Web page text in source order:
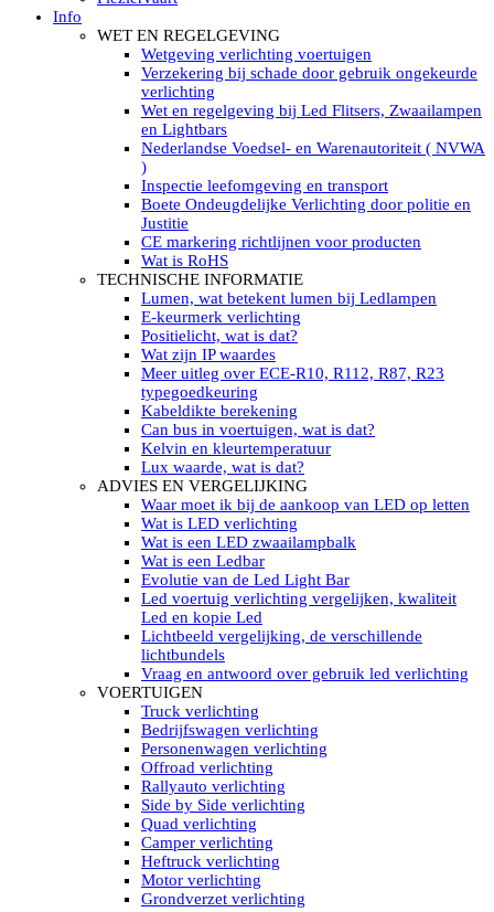
Led werklamp drukwaterdicht IP69K
Led werklampen assortiment Tralert
Led breedstralers Lazer
Led werklampen in Subcategorieën
LED WERKVERLICHTING
LED’s work werklamp met accu
LED’s work werklamp portable 220V
LED’s work werklamp Hybride
Led lichtslang 220 Volt
LED’s work werklamp met statief 220V
LED’s light PRO schijnwerpers 220V
LED High Bay verlichting 220V
Subcategorieën Led werkverlichting
LED SIGNALISATIE
Led Flitsers
Werkverlichting met Led flitsers
Led zwaailampbalk
Led Multi zwaailampbalk
Led flitsbalk compact
Traffic Advisors
Led zwaailicht
Accessoires signalering
Led signalisatie in Subcategorieën
LED KOPLAMPEN GEKEURD
Led koplampen inbouw
Led koplampen opbouw
Led koplampen tractoren
Subcategorieën Led koplampen
LED ZOEKLICHT
Electrische Led zoeklamp Allremote
Electrisch Led zoeklicht Golight
Marinco Roestvrijstaal Led zoeklicht
Elektrisch Led zoeklicht diverse
Led zoeklamp accessoires ALLremote
Led zoeklicht 230V
Subcategorieën Led zoeklichten
HELLA MARINE LED
Sea Hawk – Light Bars
Sea Hawk – Light Bars – Edge Light
Sea Hawk – Work Lights
RokLUME Led werklampen
HypaLUME Led werklampen
Subcategorieën Hella Marine Led
LED STRIPS
Led strip flexibel Click & Go
Led strip RGB op rol
Led strip IP68 waterdicht
Led strip kleur wit
Info
WET EN REGELGEVING
Wetgeving verlichting voertuigen
Verzekering bij schade door gebruik ongekeurde
verlichting
Wet en regelgeving bij Led Flitsers, Zwaailampen
en Lightbars
Nederlandse Voedsel- en Warenautoriteit ( NVWA
)
Inspectie leefomgeving en transport
Boete Ondeugdelijke Verlichting door politie en
Justitie
CE markering richtlijnen voor producten
Wat is RoHS
TECHNISCHE INFORMATIE
Lumen, wat betekent lumen bij Ledlampen
E-keurmerk verlichting
Positielicht, wat is dat?
Wat zijn IP waardes
Meer uitleg over ECE-R10, R112, R87, R23
typegoedkeuring
Kabeldikte berekening
Can bus in voertuigen, wat is dat?
Kelvin en kleurtemperatuur
Lux waarde, wat is dat?
ADVIES EN VERGELIJKING
Waar moet ik bij de aankoop van LED op letten
Wat is LED verlichting
Wat is een LED zwaailampbalk
Wat is een Ledbar
Evolutie van de Led Light Bar
Led voertuig verlichting vergelijken, kwaliteit
Led en kopie Led
Lichtbeeld vergelijking, de verschillende
lichtbundels
Vraag en antwoord over gebruik led verlichting
VOERTUIGEN
Truck verlichting
Bedrijfswagen verlichting
Personenwagen verlichting
Offroad verlichting
Rallyauto verlichting
Side by Side verlichting
Quad verlichting
Camper verlichting
Heftruck verlichting
Motor verlichting
Grondverzet verlichting